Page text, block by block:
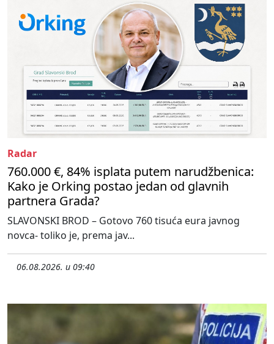
Radar
760.000 €, 84% isplata putem narudžbenica:
Kako je Orking postao jedan od glavnih
partnera Grada?
SLAVONSKI BROD – Gotovo 760 tisuća eura javnog
novca- toliko je, prema jav...
06.08.2026. u 09:40